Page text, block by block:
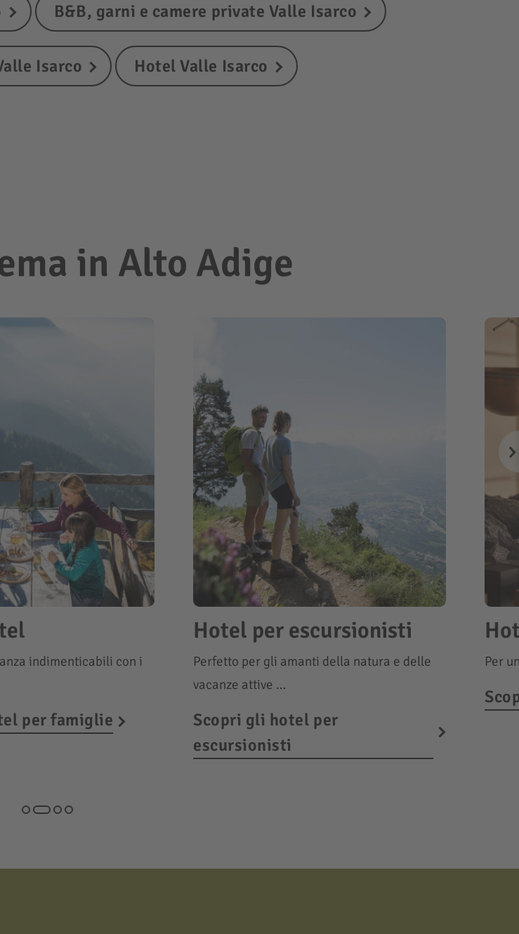
B&B, garni e camere private Valle Isarco
Isarco Hotel Valle Isarco
in Alto Adige
indimenticabili con i
per famiglie
Hotel per escursionisti
Perfetto per gli amanti della natura e delle
vacanze attive …
Scopri gli hotel per
escursionisti
Per